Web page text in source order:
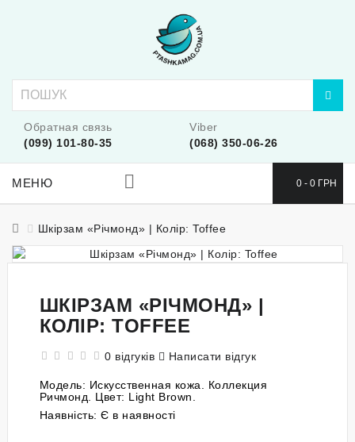
Обратная связь
(099) 101-80-35
Viber
(068) 350-06-26
0 - 0 ГРН
МЕНЮ
Шкірзам «Річмонд» | Колір: Toffee
ШКІРЗАМ «РІЧМОНД» |
КОЛІР: TOFFEE
0 відгуків Написати відгук
Модель: Искусственная кожа. Коллекция
Ричмонд. Цвет: Light Brown.
Наявність: Є в наявності